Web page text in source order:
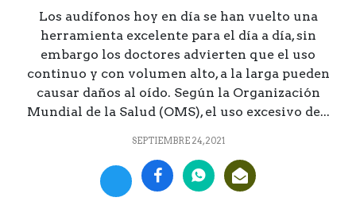
Los audífonos hoy en día se han vuelto una
herramienta excelente para el día a día, sin
embargo los doctores advierten que el uso
continuo y con volumen alto, a la larga pueden
causar daños al oído. Según la Organización
Mundial de la Salud (OMS), el uso excesivo de...
SEPTIEMBRE 24, 2021